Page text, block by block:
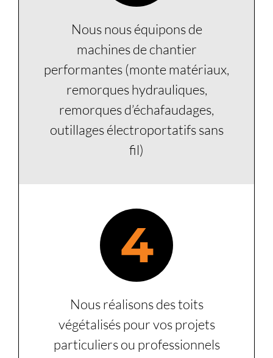
Nous nous équipons de
machines de chantier
performantes (monte matériaux,
remorques hydrauliques,
remorques d’échafaudages,
outillages électroportatifs sans
fil)
4
Nous réalisons des toits
végétalisés pour vos projets
particuliers ou professionnels